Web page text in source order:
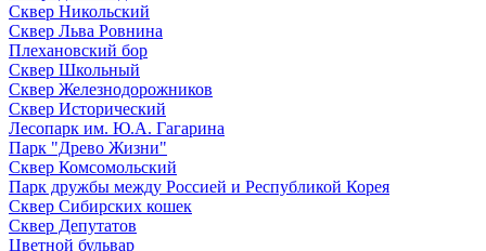
Сквер Никольский
Сквер Льва Ровнина
Плехановский бор
Сквер Школьный
Сквер Железнодорожников
Сквер Исторический
Лесопарк им. Ю.А. Гагарина
Парк "Древо Жизни"
Сквер Комсомольский
Парк дружбы между Россией и Республикой Корея
Сквер Сибирских кошек
Сквер Депутатов
Цветной бульвар